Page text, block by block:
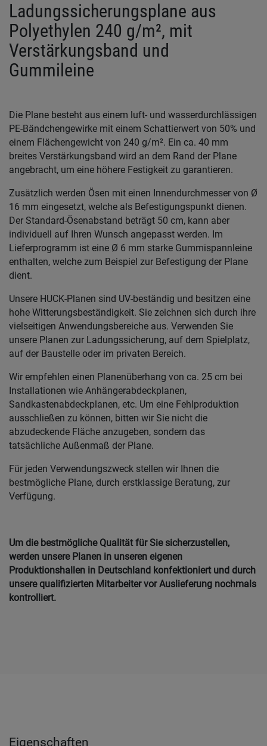
Ladungssicherungsplane aus
Polyethylen 240 g/m², mit
Verstärkungsband und
Gummileine
Die Plane besteht aus einem luft- und wasserdurchlässigen
PE-Bändchengewirke mit einem Schattierwert von 50% und
einem Flächengewicht von 240 g/m². Ein ca. 40 mm
breites Verstärkungsband wird an dem Rand der Plane
angebracht, um eine höhere Festigkeit zu garantieren.
Zusätzlich werden Ösen mit einen Innendurchmesser von Ø
16 mm eingesetzt, welche als Befestigungspunkt dienen.
Der Standard-Ösenabstand beträgt 50 cm, kann aber
individuell auf Ihren Wunsch angepasst werden. Im
Lieferprogramm ist eine Ø 6 mm starke Gummispannleine
enthalten, welche zum Beispiel zur Befestigung der Plane
dient.
Unsere HUCK-Planen sind UV-beständig und besitzen eine
hohe Witterungsbeständigkeit. Sie zeichnen sich durch ihre
vielseitigen Anwendungsbereiche aus. Verwenden Sie
unsere Planen zur Ladungssicherung, auf dem Spielplatz,
auf der Baustelle oder im privaten Bereich.
Wir empfehlen einen Planenüberhang von ca. 25 cm bei
Installationen wie Anhängerabdeckplanen,
Sandkastenabdeckplanen, etc. Um eine Fehlproduktion
ausschließen zu können, bitten wir Sie nicht die
abzudeckende Fläche anzugeben, sondern das
tatsächliche Außenmaß der Plane.
Für jeden Verwendungszweck stellen wir Ihnen die
bestmögliche Plane, durch erstklassige Beratung, zur
Verfügung.
Um die bestmögliche Qualität für Sie sicherzustellen,
werden unsere Planen in unseren eigenen
Produktionshallen in Deutschland konfektioniert und durch
unsere qualifizierten Mitarbeiter vor Auslieferung nochmals
kontrolliert.
Eigenschaften